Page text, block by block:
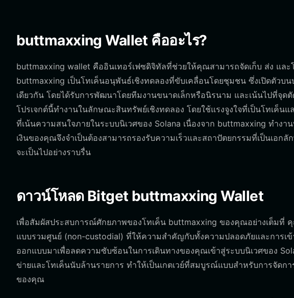
buttmaxxing Wallet คืออะไร?
buttmaxxing wallet คืออินเทอร์เฟซดิจิทัลที่ช่วยให้คุณสามารถจัดเก็บ ส่ง แล
buttmaxxing เป็นโทเค็นอนุพันธ์เชิงทดลองที่ขับเคลื่อนโดยชุมชน ซึ่งเปิดตัวบ
เดียวกัน โดยได้รับการพัฒนาโดยทีมงานขนาดเล็กหรือนิรนาม และเน้นไปที่จุด
โปรเจกต์นี้ทำงานในลักษณะสินทรัพย์เชิงทดลอง โดยใช้แรงจูงใจที่เป็นโทเค็น
ที่เน้นความสนใจภายในระบบนิเวศของ Solana เนื่องจาก buttmaxxing ทำงา
เงินของคุณจึงจำเป็นต้องสามารถรองรับความเร็วและสถาปัตยกรรมที่เป็นเอก
จะเป็นไปอย่างราบรื่น
ดาวน์โหลด Bitget buttmaxxing Wallet
เพื่อสัมผัสประสบการณ์ศักยภาพของโทเค็น buttmaxxing ของคุณอย่างเต็มที่
แบบรวมศูนย์ (non-custodial) ที่ให้ความสำคัญกับทั้งความปลอดภัยและการเ
ออกแบบมาเพื่อลดความซับซ้อนในการเดินทางของคุณเข้าสู่ระบบนิเวศของ
ข่ายและโทเค็นนับล้านรายการ ทำให้เป็นเกตเวย์ที่สมบูรณ์แบบสำหรับการจัดก
ของคุณ